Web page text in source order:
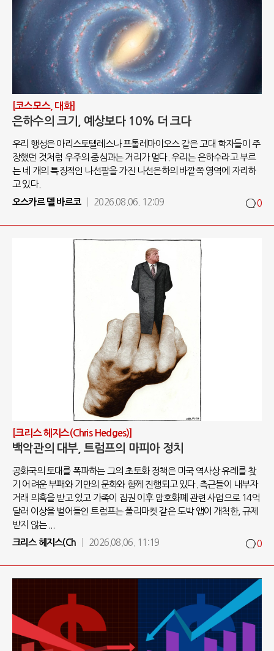
[코스모스, 대화]
은하수의 크기, 예상보다 10% 더 크다
우리 행성은 아리스토텔레스나 프톨레마이오스 같은 고대 학자들이 주
장했던 것처럼 우주의 중심과는 거리가 멀다. 우리는 은하수라고 부르
는 네 개의 특징적인 나선팔을 가진 나선은하의 바깥쪽 영역에 자리하
고 있다.
오스카르 델 바르코
2026.08.06. 12:09 0
[크리스 헤지스(Chris Hedges)]
백악관의 대부, 트럼프의 마피아 정치
공화국의 토대를 폭파하는 그의 초토화 정책은 미국 역사상 유례를 찾
기 어려운 부패와 기만의 문화와 함께 진행되고 있다. 측근들이 내부자
거래 의혹을 받고 있고 가족이 집권 이후 암호화폐 관련 사업으로 14억
달러 이상을 벌어들인 트럼프는 폴리마켓 같은 도박 앱이 개척한, 규제
받지 않는 ...
크리스 헤지스(Ch
2026.08.06. 11:19 0